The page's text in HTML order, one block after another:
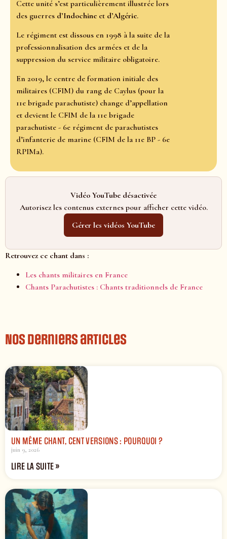
Cette unité s’est particulièrement illustrée lors
des guerres d’Indochine et d’Algérie.
Le régiment est dissous en 1998 à la suite de la
professionnalisation des armées et de la
suppression du service militaire obligatoire.
En 2019, le centre de formation initiale des
militaires (CFIM) du rang de Caylus (pour la
11e brigade parachutiste) change d’appellation
et devient le CFIM de la 11e brigade
parachutiste - 6e régiment de parachutistes
d’infanterie de marine (CFIM de la 11e BP - 6e
RPIMa).
Vidéo YouTube désactivée
Autorisez les contenus externes pour afficher cette vidéo.
Gérer les vidéos YouTube
Retrouvez ce chant dans :
Les chants militaires en France
Chants Parachutistes : Chants traditionnels de France
Nos derniers articles
UN MÊME CHANT, CENT VERSIONS : POURQUOI ?
juin 9, 2026
LIRE LA SUITE »